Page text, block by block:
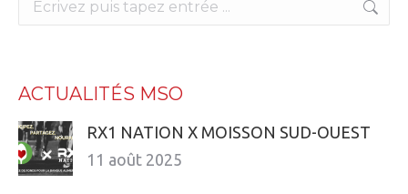
ACTUALITÉS MSO
RX1 NATION X MOISSON SUD-OUEST
11 août 2025